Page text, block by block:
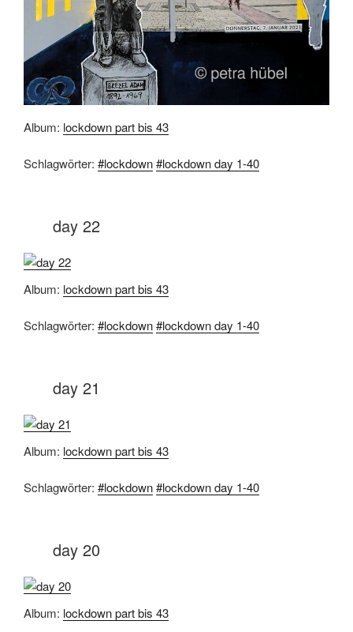
Album: lockdown part bis 43
Schlagwörter: #lockdown#lockdown day 1-40
day 22
Album: lockdown part bis 43
Schlagwörter: #lockdown#lockdown day 1-40
day 21
Album: lockdown part bis 43
Schlagwörter: #lockdown#lockdown day 1-40
day 20
Album: lockdown part bis 43